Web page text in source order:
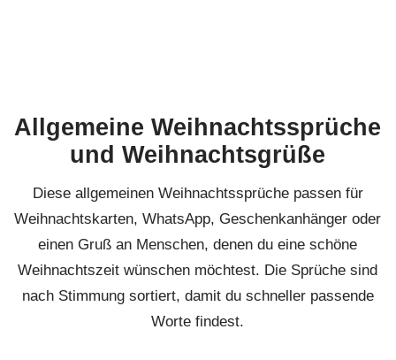
Allgemeine Weihnachtssprüche
und Weihnachtsgrüße
Diese allgemeinen Weihnachtssprüche passen für
Weihnachtskarten, WhatsApp, Geschenkanhänger oder
einen Gruß an Menschen, denen du eine schöne
Weihnachtszeit wünschen möchtest. Die Sprüche sind
nach Stimmung sortiert, damit du schneller passende
Worte findest.